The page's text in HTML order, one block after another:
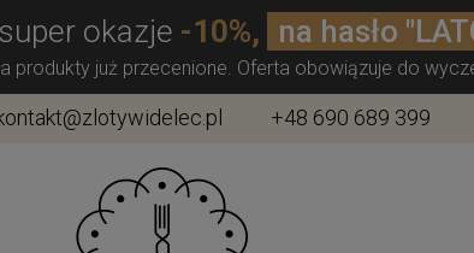
okazje -10%, na hasło
produkty już przecenione. Oferta obowiązuje do
+48 690 689 399